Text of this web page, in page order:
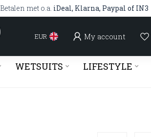
Betalen met o.a. iDeal, Klarna, Paypal of IN3
EUR My account
WETSUITS LIFESTYLE